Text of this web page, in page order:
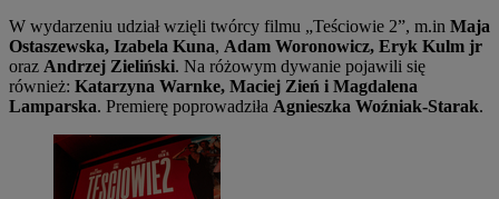
W wydarzeniu udział wzięli twórcy filmu „Teściowie 2”, m.in Maja
Ostaszewska, Izabela Kuna, Adam Woronowicz, Eryk Kulm jr
oraz Andrzej Zieliński. Na różowym dywanie pojawili się
również: Katarzyna Warnke, Maciej Zień i Magdalena
Lamparska. Premierę poprowadziła Agnieszka Woźniak-Starak.